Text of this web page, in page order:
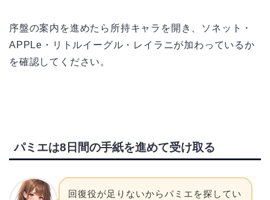
序盤の案内を進めたら所持キャラを開き、ソネット・
APPLe・リトルイーグル・レイラニが加わっているか
を確認してください。
パミエは8日間の手紙を進めて受け取る
回復役が足りないからパミエを探してい